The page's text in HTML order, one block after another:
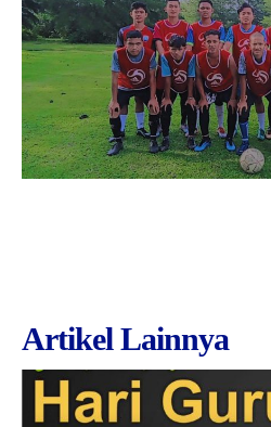
Artikel Lainnya